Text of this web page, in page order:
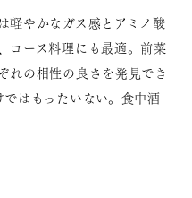
軽やかなガス感とアミノ酸
コース料理にも最適。前菜
れの相性の良さを発見でき
はもったいない。食中酒